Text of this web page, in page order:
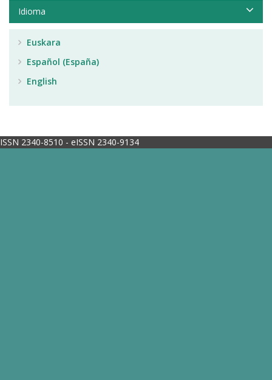
Idioma
Euskara
Español (España)
English
ISSN 2340-8510 - eISSN 2340-9134